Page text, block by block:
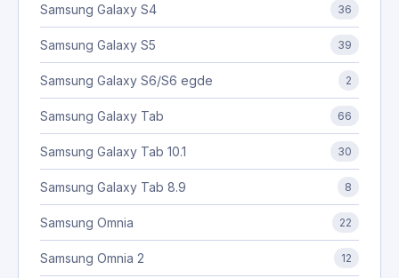
Samsung Galaxy S4 36
Samsung Galaxy S5 39
Samsung Galaxy S6/S6 egde 2
Samsung Galaxy Tab 66
Samsung Galaxy Tab 10.1 30
Samsung Galaxy Tab 8.9 8
Samsung Omnia 22
Samsung Omnia 2 12